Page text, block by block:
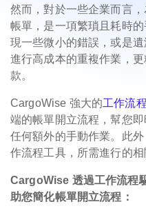
然而，對於一些企業而言
帳單，是一項繁瑣且耗時
現一些微小的錯誤，或是
進行高成本的重複作業，
款。
CargoWise 強大的工作流
端的帳單開立流程，幫您
任何額外的手動作業。此
作流程工具，所需進行的
CargoWise 透過工作流程
助您簡化帳單開立流程：